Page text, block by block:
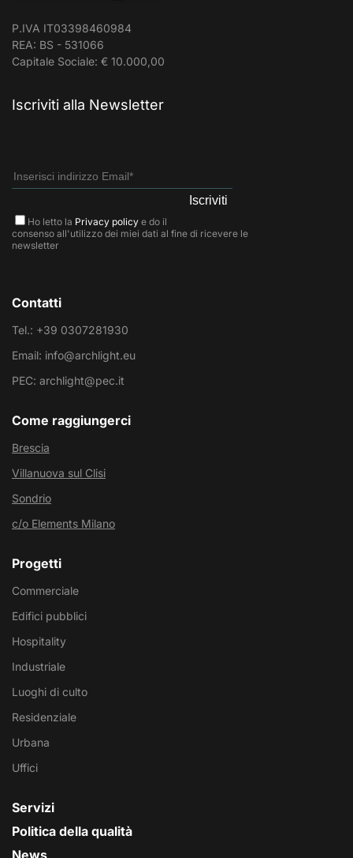
P.IVA IT03398460984
REA: BS - 531066
Capitale Sociale: € 10.000,00
Iscriviti alla Newsletter
Ho letto la Privacy policy e do il
consenso all'utilizzo dei miei dati al fine di ricevere le
newsletter
Contatti
Tel.: +39 0307281930
Email: info@archlight.eu
PEC: archlight@pec.it
Come raggiungerci
Brescia
Villanuova sul Clisi
Sondrio
c/o Elements Milano
Progetti
Commerciale
Edifici pubblici
Hospitality
Industriale
Luoghi di culto
Residenziale
Urbana
Uffici
Servizi
Politica della qualità